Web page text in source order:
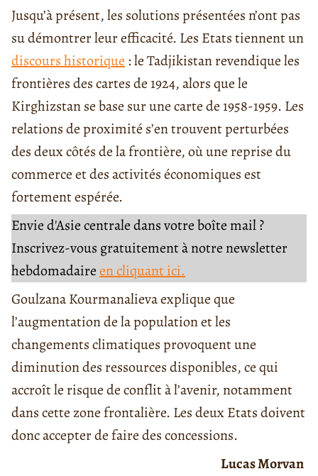
Jusqu’à présent, les solutions présentées n’ont pas
su démontrer leur efficacité. Les Etats tiennent un
discours historique : le Tadjikistan revendique les
frontières des cartes de 1924, alors que le
Kirghizstan se base sur une carte de 1958-1959. Les
relations de proximité s’en trouvent perturbées
des deux côtés de la frontière, où une reprise du
commerce et des activités économiques est
fortement espérée.
Envie d'Asie centrale dans votre boîte mail ?
Inscrivez-vous gratuitement à notre newsletter
hebdomadaireen cliquant ici.
Goulzana Kourmanalieva explique que
l’augmentation de la population et les
changements climatiques provoquent une
diminution des ressources disponibles, ce qui
accroît le risque de conflit à l’avenir, notamment
dans cette zone frontalière. Les deux Etats doivent
donc accepter de faire des concessions.
Lucas Morvan